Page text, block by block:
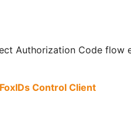
Authorization Code flow
FoxIDs Control Client